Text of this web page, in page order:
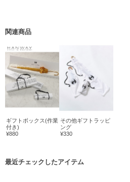
関連商品
ギフトボックス(作業
付き)
¥880
その他ギフトラッピ
ング
¥330
最近チェックしたアイテム